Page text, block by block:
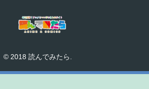
© 2018 読んでみたら.